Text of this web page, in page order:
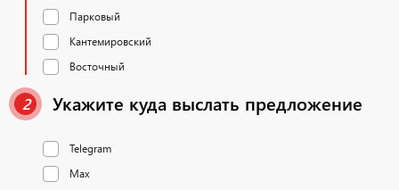
Парковый
Кантемировский
Восточный
2 Укажите куда выслать предложение
Telegram
Max